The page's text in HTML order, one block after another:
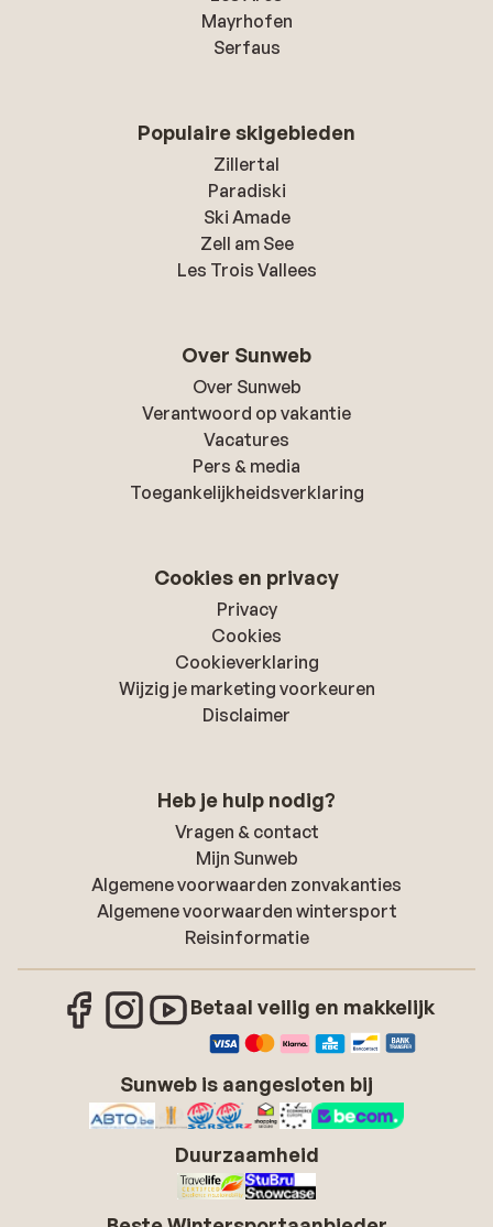
Mayrhofen
Serfaus
Populaire skigebieden
Zillertal
Paradiski
Ski Amade
Zell am See
Les Trois Vallees
Over Sunweb
Over Sunweb
Verantwoord op vakantie
Vacatures
Pers & media
Toegankelijkheidsverklaring
Cookies en privacy
Privacy
Cookies
Cookieverklaring
Wijzig je marketing voorkeuren
Disclaimer
Heb je hulp nodig?
Vragen & contact
Mijn Sunweb
Algemene voorwaarden zonvakanties
Algemene voorwaarden wintersport
Reisinformatie
Betaal veilig en makkelijk
Sunweb is aangesloten bij
Duurzaamheid